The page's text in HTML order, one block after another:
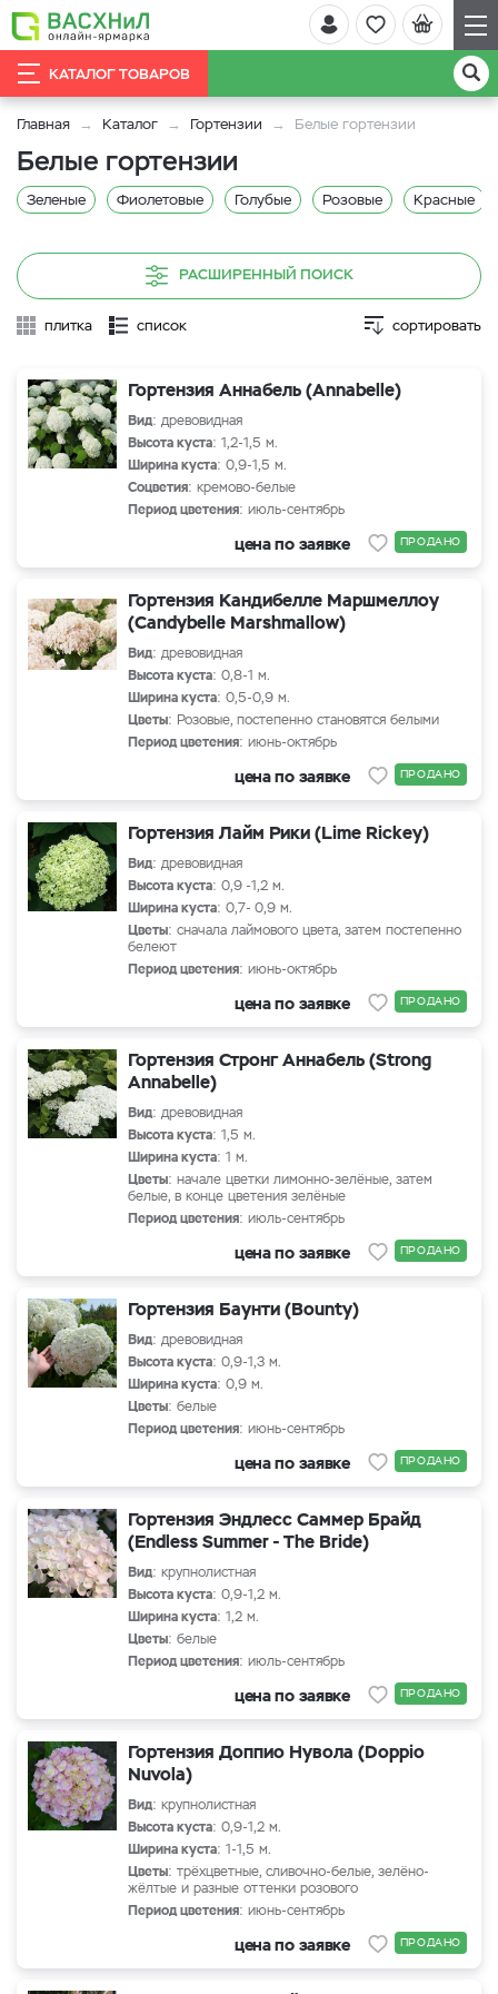
КАТАЛОГ ТОВАРОВ
Главная Каталог Гортензии Белые гортензии
Белые гортензии
Зеленые Фиолетовые Голубые Розовые Красные
РАСШИРЕННЫЙ ПОИСК
плитка список сортировать
Гортензия Аннабель (Annabelle)
Вид: древовидная
Высота куста: 1,2-1,5 м.
Ширина куста: 0,9-1,5 м.
Соцветия: кремово-белые
Период цветения: июль-сентябрь
цена по заявке ПРОДАНО
Гортензия Кандибелле Маршмеллоу
(Candybelle Marshmallow)
Вид: древовидная
Высота куста: 0,8-1 м.
Ширина куста: 0,5-0,9 м.
Цветы: Розовые, постепенно становятся белыми
Период цветения: июнь-октябрь
цена по заявке ПРОДАНО
Гортензия Лайм Рики (Lime Rickey)
Вид: древовидная
Высота куста: 0,9 -1,2 м.
Ширина куста: 0,7- 0,9 м.
Цветы: сначала лаймового цвета, затем постепенно
белеют
Период цветения: июнь-октябрь
цена по заявке ПРОДАНО
Гортензия Стронг Аннабель (Strong
Annabelle)
Вид: древовидная
Высота куста: 1,5 м.
Ширина куста: 1 м.
Цветы: начале цветки лимонно-зелёные, затем
белые, в конце цветения зелёные
Период цветения: июль-сентябрь
цена по заявке ПРОДАНО
Гортензия Баунти (Bounty)
Вид: древовидная
Высота куста: 0,9-1,3 м.
Ширина куста: 0,9 м.
Цветы: белые
Период цветения: июнь-сентябрь
цена по заявке ПРОДАНО
Гортензия Эндлесс Саммер Брайд
(Endless Summer - The Bride)
Вид: крупнолистная
Высота куста: 0,9-1,2 м.
Ширина куста: 1,2 м.
Цветы: белые
Период цветения: июль-сентябрь
цена по заявке ПРОДАНО
Гортензия Доппио Нувола (Doppio
Nuvola)
Вид: крупнолистная
Высота куста: 0,9-1,2 м.
Ширина куста: 1-1,5 м.
Цветы: трёхцветные, сливочно-белые, зелёно-
жёлтые и разные оттенки розового
Период цветения: июнь-сентябрь
цена по заявке ПРОДАНО